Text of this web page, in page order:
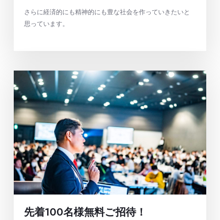
さらに経済的にも精神的にも豊な社会を作っていきたいと
思っています。
先着100名様無料ご招待！